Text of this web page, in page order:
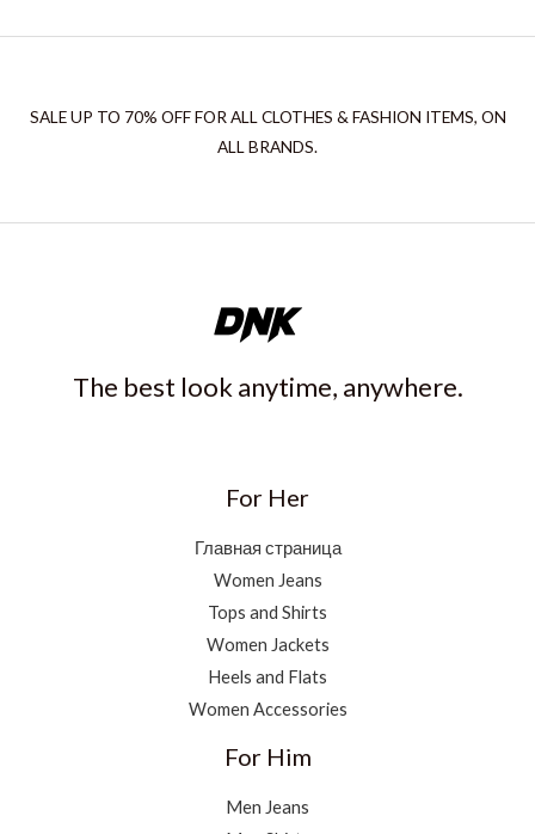
SALE UP TO 70% OFF FOR ALL CLOTHES & FASHION ITEMS, ON
ALL BRANDS.
The best look anytime, anywhere.
For Her
Главная страница
Women Jeans
Tops and Shirts
Women Jackets
Heels and Flats
Women Accessories
For Him
Men Jeans